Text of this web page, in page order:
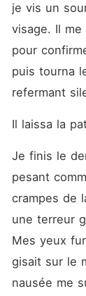
je vis un
visage. Il
pour
puis tourna
refermant
Il laissa la
Je finis le
pesant
crampes de
une terreur
Mes yeux
gisait sur le
nausée me